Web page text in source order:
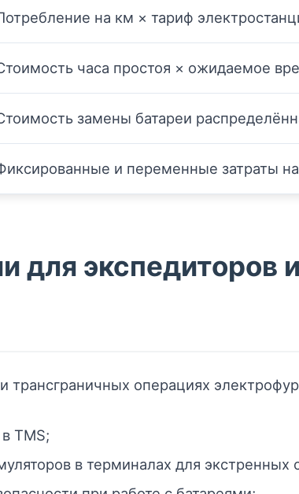
на км × тариф
часа простоя × ожидаемое
замены батареи
и переменные затраты
для экспедиторов и
операциях
TMS;
в терминалах для экстренных